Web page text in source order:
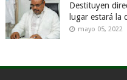
Destituyen
lugar estará la
mayo 05, 2022